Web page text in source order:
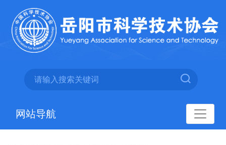
网站导航